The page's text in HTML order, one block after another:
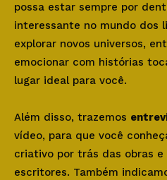
possa estar sempre por
interessante no mundo dos
explorar novos universos,
emocionar com histórias
lugar ideal para você.
Além disso, trazemos
vídeo, para que você
criativo por trás das obras e
escritores. Também